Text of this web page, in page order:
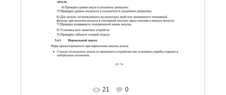
В реальном размере 1131x1600
21 0